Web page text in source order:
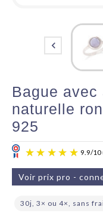

Bague
naturelle
925
30j, 3× ou 4×, sans